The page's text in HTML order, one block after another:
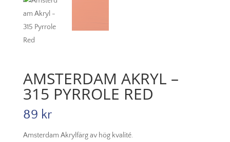
AMSTERDAM AKRYL –
315 PYRROLE RED
89 kr
Amsterdam Akrylfärg av hög kvalité.